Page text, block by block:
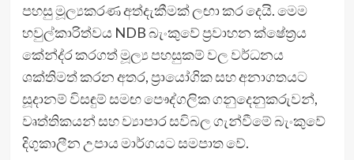
පහසු මූල්‍යකරණ අත්දැකීමක් ලඟා කර දෙයි. මෙම
හවුල්කාරිත්වය NDB බැංකුවේ ප‍්‍රවාහන ක්ෂේත‍්‍රය
කේන්ද‍්‍ර කරගත් මූල්‍ය පහසුකම් වල වර්ධනය
ශක්තිමත් කරන අතර, ප‍්‍රායෝගික සහ අනාගතයට
සූදානම් විසඳුම් සමඟ පෞද්ගලික ගනුදෙනුකරුවන්,
වෘත්තිකයන් සහ ව්‍යාපාර සවිබල ගැන්වීමේ බැංකුවේ
දිගුකාලීන උපාය මාර්ගයට සමපාත වේ.